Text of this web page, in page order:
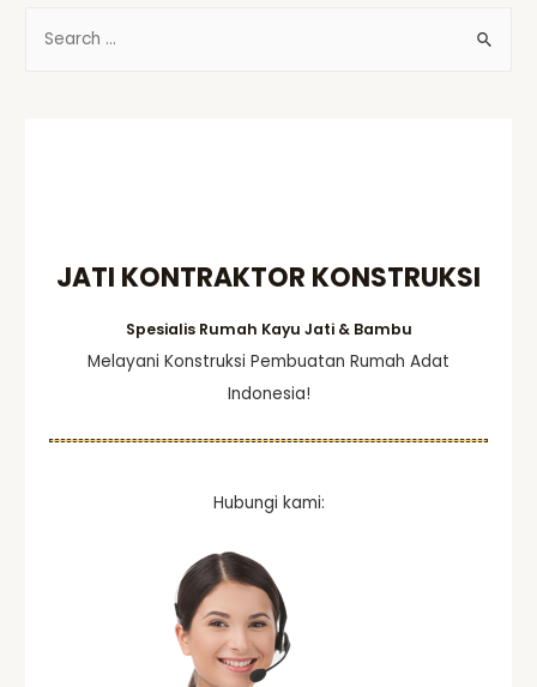
JATI KONTRAKTOR KONSTRUKSI
Spesialis Rumah Kayu Jati & Bambu
Melayani Konstruksi Pembuatan Rumah Adat
Indonesia!
Hubungi kami: